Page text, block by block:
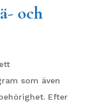
och
som även
Efter